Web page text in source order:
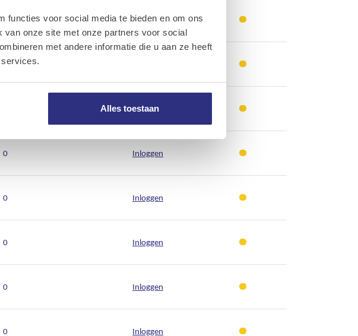
functies voor social media te bieden en om ons
onze site met onze partners voor social
met andere informatie die u aan ze heeft
Alles toestaan
0 Inloggen
0
Inloggen
0 Inloggen
0 Inloggen
0 Inloggen
0 Inloggen
0 Inloggen